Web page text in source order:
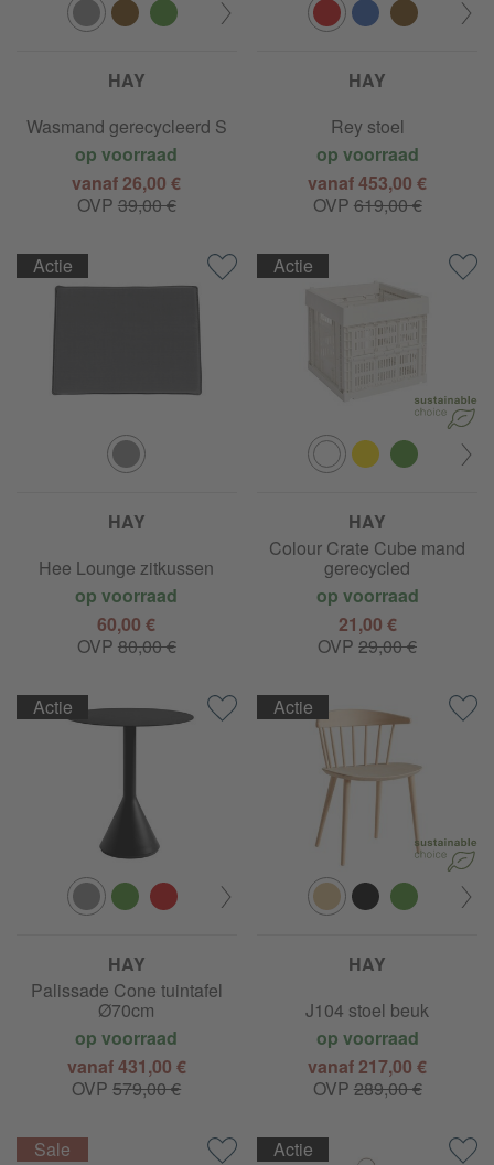
HAY
Wasmand gerecycleerd S
op voorraad
vanaf 26,00 €
OVP 39,00 €
HAY
Rey stoel
op voorraad
vanaf 453,00 €
OVP 619,00 €
HAY
Hee Lounge zitkussen
op voorraad
60,00 €
OVP 80,00 €
Actie
HAY
Colour Crate Cube mand
gerecycled
op voorraad
21,00 €
OVP29,00 €
Actie
HAY
Palissade Cone tuintafel
Ø70cm
op voorraad
vanaf 431,00 €
OVP579,00 €
Actie
HAY
J104 stoel beuk
op voorraad
vanaf 217,00 €
OVP 289,00 €
Actie
Actie